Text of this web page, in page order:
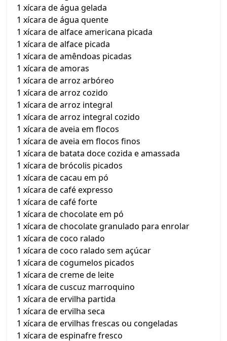
1 xícara de água gelada
1 xícara de água quente
1 xícara de alface americana picada
1 xícara de alface picada
1 xícara de amêndoas picadas
1 xícara de amoras
1 xícara de arroz arbóreo
1 xícara de arroz cozido
1 xícara de arroz integral
1 xícara de arroz integral cozido
1 xícara de aveia em flocos
1 xícara de aveia em flocos finos
1 xícara de batata doce cozida e amassada
1 xícara de brócolis picados
1 xícara de cacau em pó
1 xícara de café expresso
1 xícara de café forte
1 xícara de chocolate em pó
1 xícara de chocolate granulado para enrolar
1 xícara de coco ralado
1 xícara de coco ralado sem açúcar
1 xícara de cogumelos picados
1 xícara de creme de leite
1 xícara de cuscuz marroquino
1 xícara de ervilha partida
1 xícara de ervilha seca
1 xícara de ervilhas frescas ou congeladas
1 xícara de espinafre fresco